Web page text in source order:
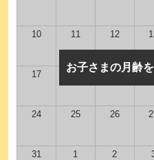
10 11 12
17 18 19
24 25 26
31 1 2
お子さまの月齢